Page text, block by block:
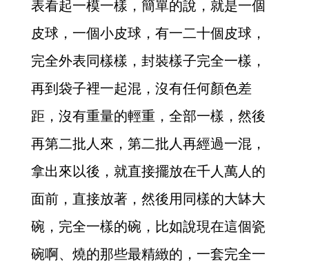
表看起一模一樣，簡單的說，就是一個
皮球，一個小皮球，有一二十個皮球，
完全外表同樣樣，封裝樣子完全一樣，
再到袋子裡一起混，沒有任何顏色差
距，沒有重量的輕重，全部一樣，然後
再第二批人來，第二批人再經過一混，
拿出來以後，就直接擺放在千人萬人的
面前，直接放著，然後用同樣的大缽大
碗，完全一樣的碗，比如說現在這個瓷
碗啊、燒的那些最精緻的，一套完全一